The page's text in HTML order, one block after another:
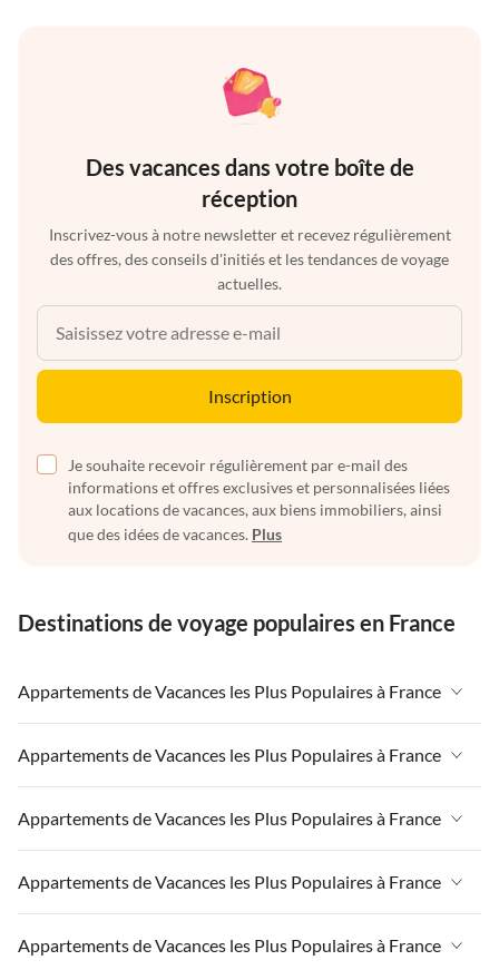
Des vacances dans votre boîte de
réception
Inscrivez-vous à notre newsletter et recevez régulièrement
des offres, des conseils d'initiés et les tendances de voyage
actuelles.
Inscription
Je souhaite recevoir régulièrement par e-mail des
informations et offres exclusives et personnalisées liées
aux locations de vacances, aux biens immobiliers, ainsi
que des idées de vacances. Plus
Destinations de voyage populaires en France
Appartements de Vacances les Plus Populaires à France
Appartements de Vacances à France
Appartements de Vacances à Paris-Ile de France
Appartements de Vacances à Paris
Appartements de Vacances à Côte atlantique
Appartements de Vacances à la Normandie
Appartements de Vacances les Plus Populaires à France
Appartements de Vacances à France
Appartements de Vacances à Paris-Ile de France
Appartements de Vacances à Paris
Appartements de Vacances les Plus Populaires à France
Appartements de Vacances à France
Appartements de Vacances à Paris-Ile de France
Appartements de Vacances à Paris
Appartements de Vacances les Plus Populaires à France
Appartements de Vacances à France
Appartements de Vacances les Plus Populaires à France